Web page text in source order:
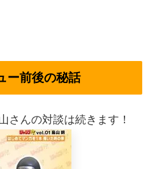
ー前後の秘話
さんの対談は続きます！